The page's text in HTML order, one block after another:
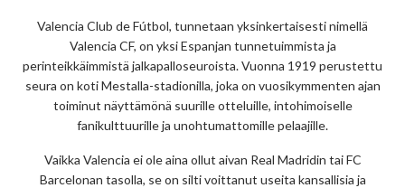
Valencia Club de Fútbol, tunnetaan yksinkertaisesti nimellä
Valencia CF, on yksi Espanjan tunnetuimmista ja
perinteikkäimmistä jalkapalloseuroista. Vuonna 1919 perustettu
seura on koti Mestalla-stadionilla, joka on vuosikymmenten ajan
toiminut näyttämönä suurille otteluille, intohimoiselle
fanikulttuurille ja unohtumattomille pelaajille.
Vaikka Valencia ei ole aina ollut aivan Real Madridin tai FC
Barcelonan tasolla, se on silti voittanut useita kansallisia ja